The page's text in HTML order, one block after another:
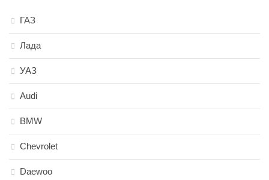
ГАЗ
Лада
УАЗ
Audi
BMW
Chevrolet
Daewoo